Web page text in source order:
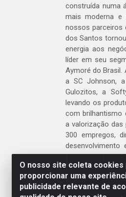
O nosso site coleta
proporcionar uma
publicidade relevante de
construída numa
mais moderna e
nossos parceiros
dos Santos
energia aos
líder em seu
Aymoré do Brasil.
a SC Johnson,
Gulozitos, a
levando os
com brilhantismo
a valorização das
300 empregos,
atua.
Venha fazer
Clique aqui